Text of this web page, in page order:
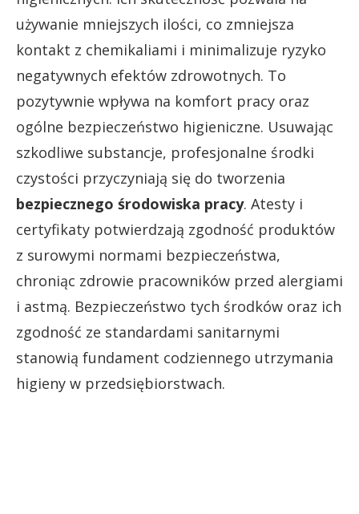
używanie mniejszych ilości, co zmniejsza
kontakt z chemikaliami i minimalizuje ryzyko
negatywnych efektów zdrowotnych. To
pozytywnie wpływa na komfort pracy oraz
ogólne bezpieczeństwo higieniczne. Usuwając
szkodliwe substancje, profesjonalne środki
czystości przyczyniają się do tworzenia
bezpiecznego środowiska pracy. Atesty i
certyfikaty potwierdzają zgodność produktów
z surowymi normami bezpieczeństwa,
chroniąc zdrowie pracowników przed alergiami
i astmą. Bezpieczeństwo tych środków oraz ich
zgodność ze standardami sanitarnymi
stanowią fundament codziennego utrzymania
higieny w przedsiębiorstwach.